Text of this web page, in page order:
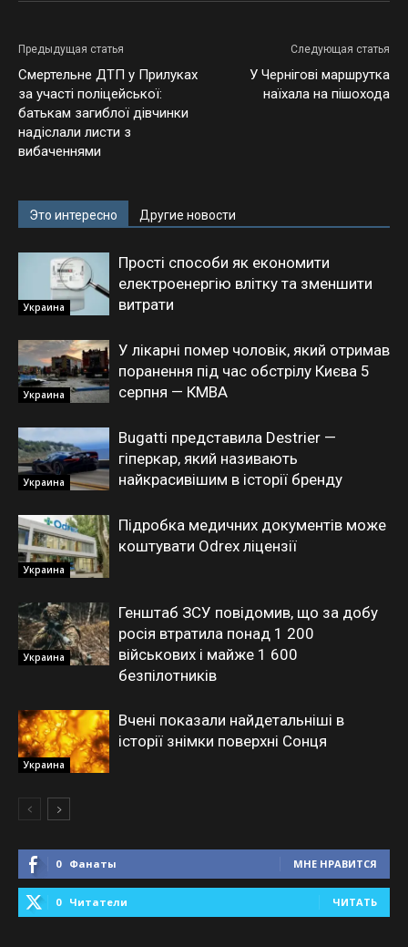
Предыдущая статья
Смертельне ДТП у Прилуках
за участі поліцейської:
батькам загиблої дівчинки
надіслали листи з
вибаченнями
Следующая статья
У Чернігові маршрутка
наїхала на пішохода
Это интересно Другие новости
Украина
Прості способи як економити
електроенергію влітку та зменшити
витрати
Украина
У лікарні помер чоловік, який отримав
поранення під час обстрілу Києва 5
серпня — КМВА
Украина
Bugatti представила Destrier —
гіперкар, який називають
найкрасивішим в історії бренду
Украина
Підробка медичних документів може
коштувати Odrex ліцензії
Украина
Генштаб ЗСУ повідомив, що за добу
росія втратила понад 1 200
військових і майже 1 600
безпілотників
Украина
Вчені показали найдетальніші в
історії знімки поверхні Сонця
0 Фанаты МНЕ НРАВИТСЯ
0 Читатели ЧИТАТЬ